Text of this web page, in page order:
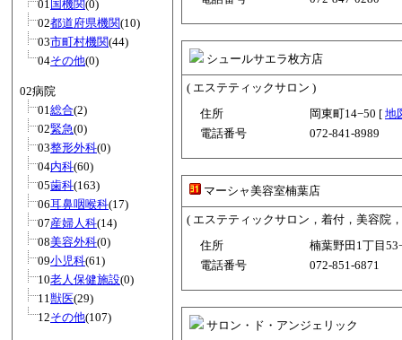
01 国機関(0)
02都道府県機関(10)
03市町村機関(44)
04その他(0)
02病院
01総合(2)
02緊急(0)
03整形外科(0)
04内科(60)
05歯科(163)
06耳鼻咽喉科(17)
07産婦人科(14)
08美容外科(0)
09小児科(61)
10老人保健施設(0)
11獣医(29)
12その他(107)
シュールサエラ枚方店
( エステティックサロン )
住所
岡東町14−50 [ 地
電話番号
072-841-8989
マーシャ美容室楠葉店
( エステティックサロン，着付，美容院
住所
楠葉野田1丁目
電話番号
072-851-6871
サロン・ド・アンジェリック